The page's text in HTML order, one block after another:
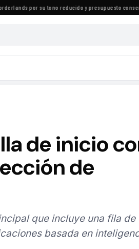
por su tono reducido y presupuesto
de inicio
de
que incluye una fila de
basada en